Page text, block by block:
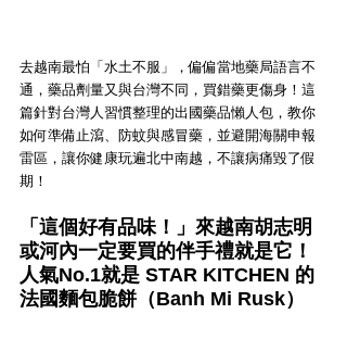
去越南最怕「水土不服」，偏偏當地藥局語言不
通，藥品劑量又與台灣不同，買錯藥更傷身！這
篇針對台灣人習慣整理的出國藥品懶人包，教你
如何準備止瀉、防蚊與感冒藥，並避開海關申報
雷區，讓你健康玩遍北中南越，不讓病痛毀了假
期！
「這個好有品味！」來越南胡志明
或河內一定要買的伴手禮就是它！
人氣No.1就是 STAR KITCHEN 的
法國麵包脆餅（Banh Mi Rusk）